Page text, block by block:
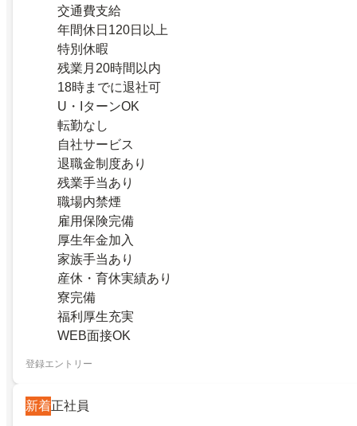
交通費支給
年間休日120日以上
特別休暇
残業月20時間以内
18時までに退社可
U・IターンOK
転勤なし
自社サービス
退職金制度あり
残業手当あり
職場内禁煙
雇用保険完備
厚生年金加入
家族手当あり
産休・育休実績あり
寮完備
福利厚生充実
WEB面接OK
登録エントリー
新着正社員